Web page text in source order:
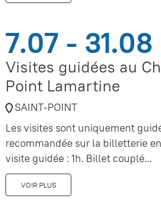
7.07 - 31.08
Visites guidées au
Point Lamartine
SAINT-POINT
Les visites sont uniquement
recommandée sur la billetterie
visite guidée : 1h. Billet couplé...
VOIR PLUS